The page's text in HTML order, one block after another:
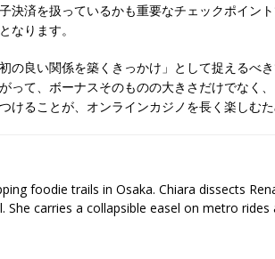
決済を扱っているかも重要なチェックポイン
なります。
の良い関係を築くきっかけ」として捉えるべ
って、ボーナスそのものの大きさだけでなく
ることが、オンラインカジノを長く楽しむた
foodie trails in Osaka. Chiara dissects
She carries a collapsible easel on metro